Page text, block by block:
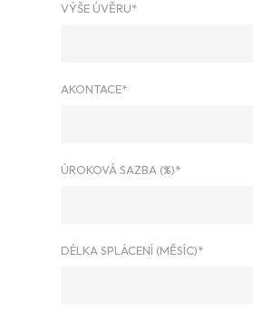
VÝŠE ÚVĚRU*
AKONTACE*
ÚROKOVÁ SAZBA (%)*
DÉLKA SPLÁCENÍ (MĚSÍC)*